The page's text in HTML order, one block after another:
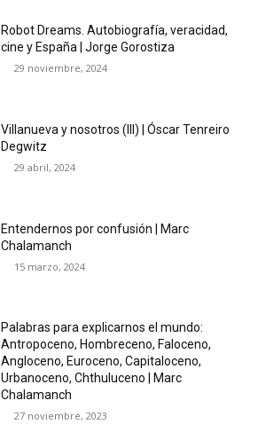
Robot Dreams. Autobiografía, veracidad,
cine y España | Jorge Gorostiza
29 noviembre, 2024
Villanueva y nosotros (III) | Óscar Tenreiro
Degwitz
29 abril, 2024
Entendernos por confusión | Marc
Chalamanch
15 marzo, 2024
Palabras para explicarnos el mundo:
Antropoceno, Hombreceno, Faloceno,
Angloceno, Euroceno, Capitaloceno,
Urbanoceno, Chthuluceno | Marc
Chalamanch
27 noviembre, 2023